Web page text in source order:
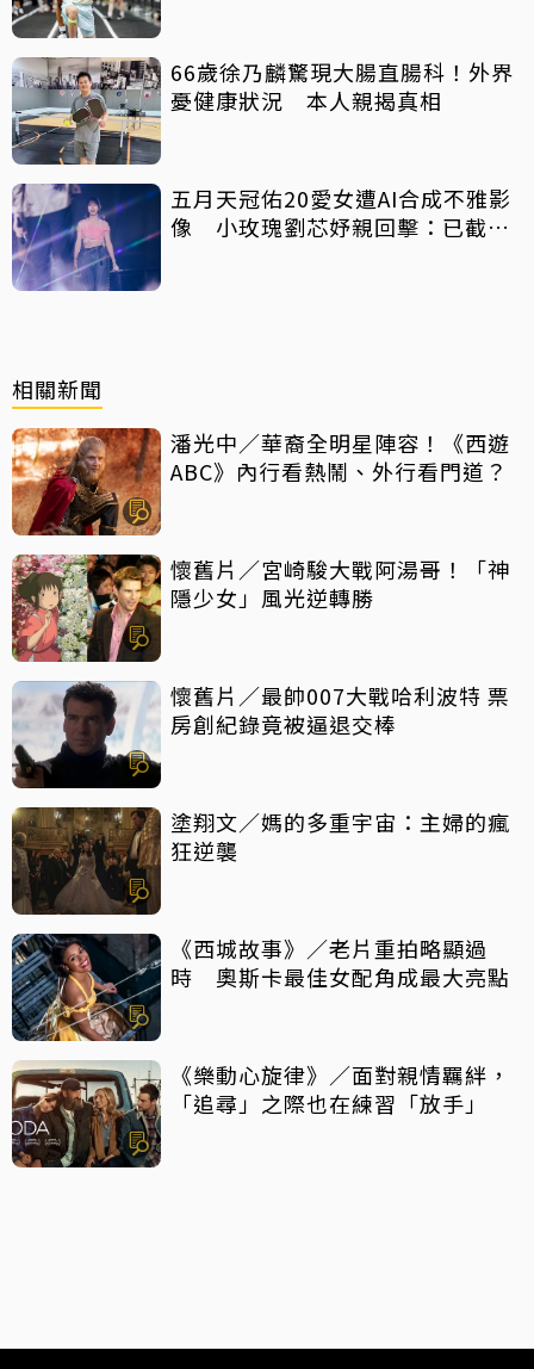
66歲徐乃麟驚現大腸直腸科！外界
憂健康狀況 本人親揭真相
五月天冠佑20愛女遭AI合成不雅影
像 小玫瑰劉芯妤親回擊：已截圖
相關新聞
潘光中／華裔全明星陣容！《西遊
ABC》內行看熱鬧、外行看門道？
懷舊片／宮崎駿大戰阿湯哥！「神
隱少女」風光逆轉勝
懷舊片／最帥007大戰哈利波特 票
房創紀錄竟被逼退交棒
塗翔文／媽的多重宇宙：主婦的瘋
狂逆襲
《西城故事》／老片重拍略顯過
時 奧斯卡最佳女配角成最大亮點
《樂動心旋律》／面對親情羈絆，
「追尋」之際也在練習「放手」